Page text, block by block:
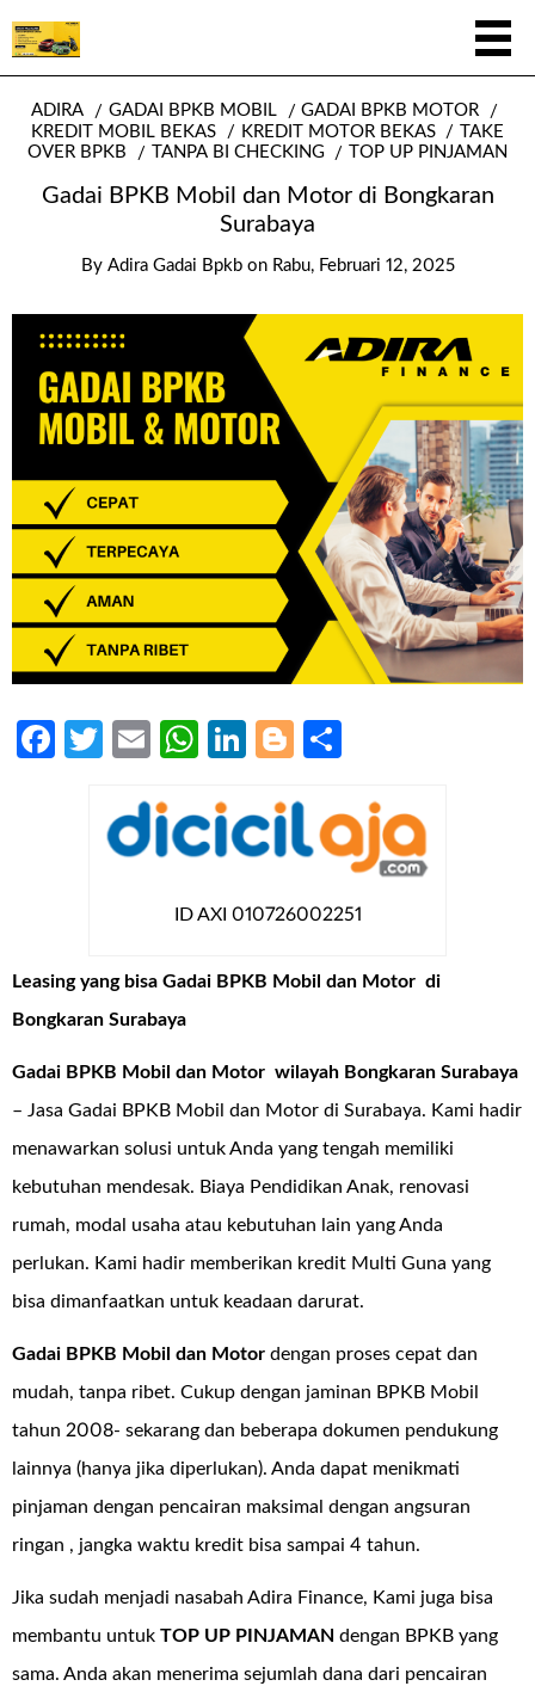
ADIRA GADAI BPKB MOBIL
GADAI BPKB MOTOR
KREDIT MOBIL BEKAS
KREDIT MOTOR BEKAS
TAKE
OVER BPKB
TANPA BI CHECKING TOP UP PINJAMAN
Gadai BPKB Mobil dan Motor di Bongkaran
Surabaya
By Adira Gadai Bpkb on Rabu, Februari 12, 2025
Facebook
Twitter
EmailWhatsApp
LinkedIn
Blogger
ID AXI 010726002251
Leasing yang bisa Gadai BPKB Mobil dan Motor di
Bongkaran Surabaya
Gadai BPKB Mobil dan Motor wilayah Bongkaran Surabaya
– Jasa Gadai BPKB Mobil dan Motor di Surabaya. Kami hadir
menawarkan solusi untuk Anda yang tengah memiliki
kebutuhan mendesak. Biaya Pendidikan Anak, renovasi
rumah, modal usaha atau kebutuhan lain yang Anda
perlukan. Kami hadir memberikan kredit Multi Guna yang
bisa dimanfaatkan untuk keadaan darurat.
Gadai BPKB Mobil dan Motor dengan proses cepat dan
mudah, tanpa ribet. Cukup dengan jaminan BPKB Mobil
tahun 2008- sekarang dan beberapa dokumen pendukung
lainnya (hanya jika diperlukan). Anda dapat menikmati
pinjaman dengan pencairan maksimal dengan angsuran
ringan , jangka waktu kredit bisa sampai 4 tahun.
Jika sudah menjadi nasabah Adira Finance, Kami juga bisa
membantu untuk TOP UP PINJAMAN dengan BPKB yang
sama. Anda akan menerima sejumlah dana dari pencairan